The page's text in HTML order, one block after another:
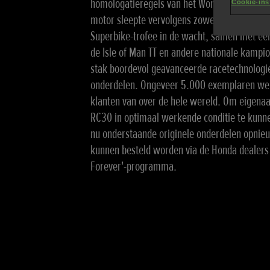
homologatieregels van het World Superbike
motor sleepte vervolgens zowel in 1988 als in
Superbike-trofee in de wacht, samen met
de Isle of Man TT en andere nationale
stak boordevol geavanceerde racetechnologie
onderdelen. Ongeveer 5.000 exemplaren
klanten van over de hele wereld. Om
RC30 in optimaal werkende conditie te
nu onderstaande originele onderdelen
kunnen besteld worden via de Honda
Forever'-programma.
Cookie-